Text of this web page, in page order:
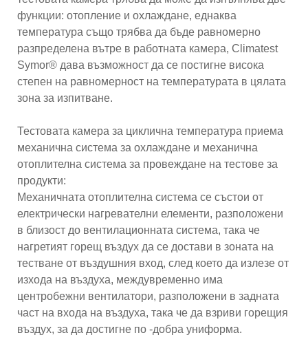
функции: отопление и охлаждане, еднаква
температура също трябва да бъде равномерно
разпределена вътре в работната камера, Climatest
Symor® дава възможност да се постигне висока
степен на равномерност на температурата в цялата
зона за изпитване.
Тестовата камера за циклична температура приема
механична система за охлаждане и механична
отоплителна система за провеждане на тестове за
продукти:
Механичната отоплителна система се състои от
електрически нагревателни елементи, разположени
в близост до вентилационната система, така че
нагретият горещ въздух да се достави в зоната на
тестване от въздушния вход, след което да излезе от
изхода на въздуха, междувременно има
центробежни вентилатори, разположени в задната
част на входа на въздуха, така че да взриви горещия
въздух, за да достигне по -добра униформа.